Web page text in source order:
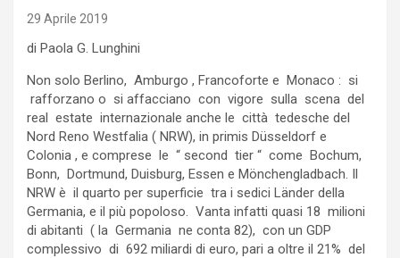
29 Aprile 2019
di Paola G. Lunghini
Non solo Berlino, Amburgo , Francoforte e Monaco : si
rafforzano o si affacciano con vigore sulla scena del
real estate internazionale anche le città tedesche del
Nord Reno Westfalia ( NRW), in primis Düsseldorf e
Colonia , e comprese le “ second tier “ come Bochum,
Bonn, Dortmund, Duisburg, Essen e Mönchengladbach. Il
NRW è il quarto per superficie tra i sedici Länder della
Germania, e il più popoloso. Vanta infatti quasi 18 milioni
di abitanti ( la Germania ne conta 82), con un GDP
complessivo di 692 miliardi di euro, pari a oltre il 21% del